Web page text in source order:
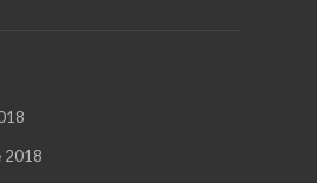
2018